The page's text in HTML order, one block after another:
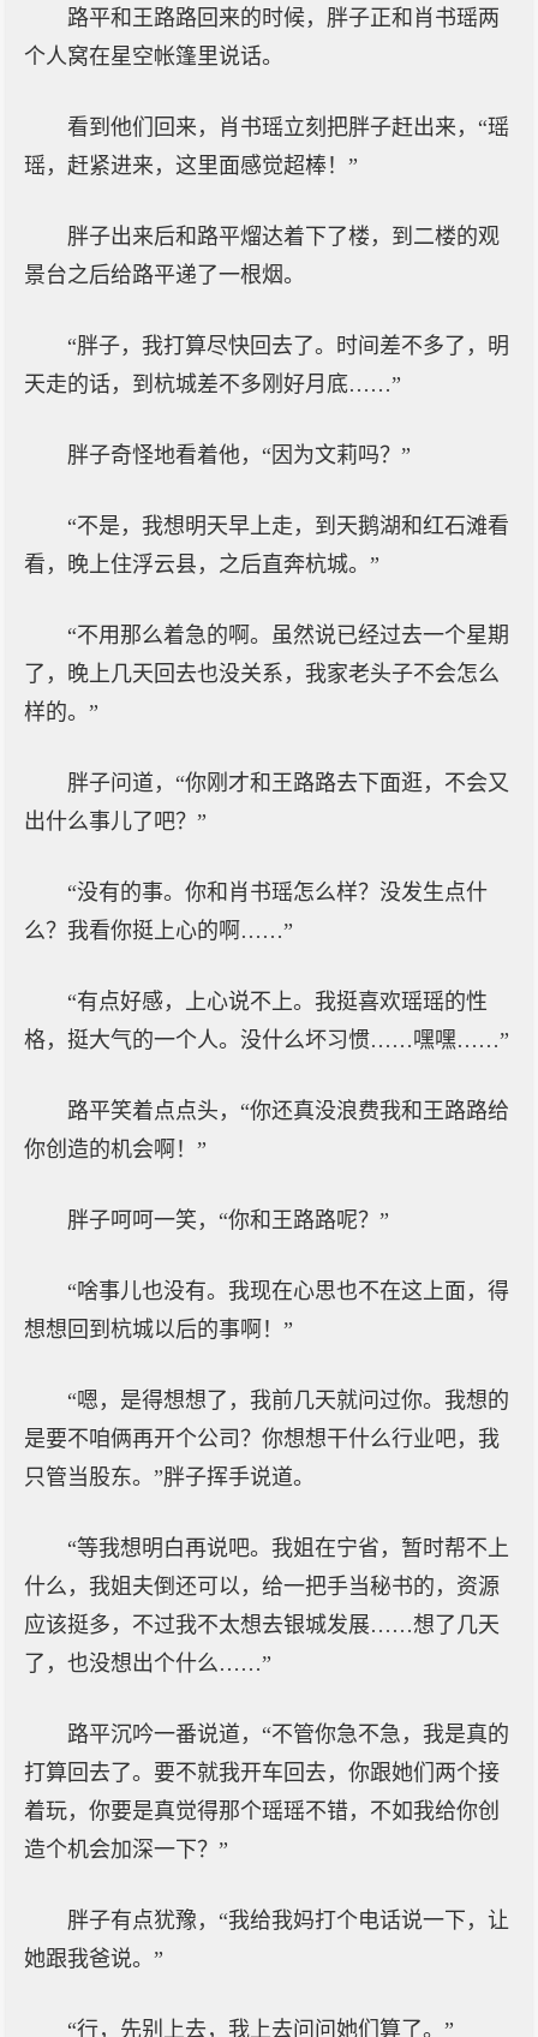
路平和王路路回来的时候，胖子正和肖书瑶两
个人窝在星空帐篷里说话。
看到他们回来，肖书瑶立刻把胖子赶出来，“瑶
瑶，赶紧进来，这里面感觉超棒！”
胖子出来后和路平熘达着下了楼，到二楼的观
景台之后给路平递了一根烟。
“胖子，我打算尽快回去了。时间差不多了，明
天走的话，到杭城差不多刚好月底……”
胖子奇怪地看着他，“因为文莉吗？”
“不是，我想明天早上走，到天鹅湖和红石滩看
看，晚上住浮云县，之后直奔杭城。”
“不用那么着急的啊。虽然说已经过去一个星期
了，晚上几天回去也没关系，我家老头子不会怎么
样的。”
胖子问道，“你刚才和王路路去下面逛，不会又
出什么事儿了吧？”
“没有的事。你和肖书瑶怎么样？没发生点什
么？我看你挺上心的啊……”
“有点好感，上心说不上。我挺喜欢瑶瑶的性
格，挺大气的一个人。没什么坏习惯……嘿嘿……”
路平笑着点点头，“你还真没浪费我和王路路给
你创造的机会啊！”
胖子呵呵一笑，“你和王路路呢？”
“啥事儿也没有。我现在心思也不在这上面，得
想想回到杭城以后的事啊！”
“嗯，是得想想了，我前几天就问过你。我想的
是要不咱俩再开个公司？你想想干什么行业吧，我
只管当股东。”胖子挥手说道。
“等我想明白再说吧。我姐在宁省，暂时帮不上
什么，我姐夫倒还可以，给一把手当秘书的，资源
应该挺多，不过我不太想去银城发展……想了几天
了，也没想出个什么……”
路平沉吟一番说道，“不管你急不急，我是真的
打算回去了。要不就我开车回去，你跟她们两个接
着玩，你要是真觉得那个瑶瑶不错，不如我给你创
造个机会加深一下？”
胖子有点犹豫，“我给我妈打个电话说一下，让
她跟我爸说。”
“行，先别上去，我上去问问她们算了。”